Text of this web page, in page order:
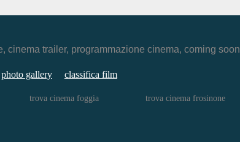
cinema trailer, programmazione cinema, coming soon
photo gallery classifica film
trova cinema foggia trova cinema frosinone